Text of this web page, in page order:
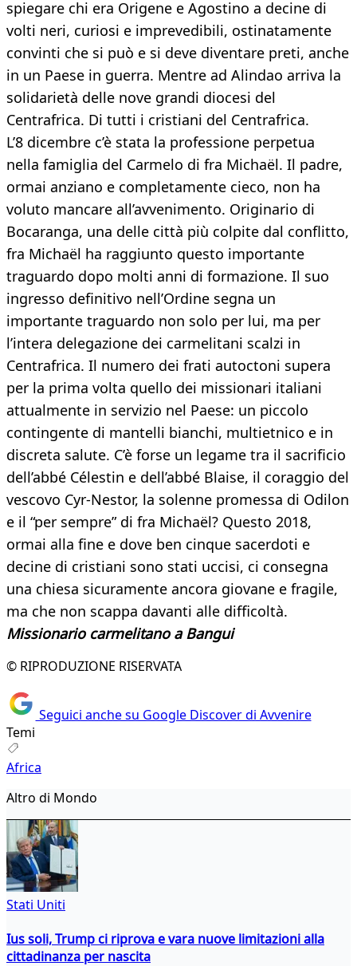
spiegare chi era Origene e Agostino a decine di
volti neri, curiosi e imprevedibili, ostinatamente
convinti che si può e si deve diventare preti, anche
in un Paese in guerra. Mentre ad Alindao arriva la
solidarietà delle nove grandi diocesi del
Centrafrica. Di tutti i cristiani del Centrafrica.
L’8 dicembre c’è stata la professione perpetua
nella famiglia del Carmelo di fra Michaël. Il padre,
ormai anziano e completamente cieco, non ha
voluto mancare all’avvenimento. Originario di
Bocaranga, una delle città più colpite dal conflitto,
fra Michaël ha raggiunto questo importante
traguardo dopo molti anni di formazione. Il suo
ingresso definitivo nell’Ordine segna un
importante traguardo non solo per lui, ma per
l’intera delegazione dei carmelitani scalzi in
Centrafrica. Il numero dei frati autoctoni supera
per la prima volta quello dei missionari italiani
attualmente in servizio nel Paese: un piccolo
contingente di mantelli bianchi, multietnico e in
discreta salute. C’è forse un legame tra il sacrificio
dell’abbé Célestin e dell’abbé Blaise, il coraggio del
vescovo Cyr-Nestor, la solenne promessa di Odilon
e il “per sempre” di fra Michaël? Questo 2018,
ormai alla fine e dove ben cinque sacerdoti e
decine di cristiani sono stati uccisi, ci consegna
una chiesa sicuramente ancora giovane e fragile,
ma che non scappa davanti alle difficoltà.
Missionario carmelitano a Bangui
© RIPRODUZIONE RISERVATA
Seguici anche su Google Discover di Avvenire
Temi
Africa
Altro di Mondo
Stati Uniti
Ius soli, Trump ci riprova e vara nuove limitazioni alla
cittadinanza per nascita